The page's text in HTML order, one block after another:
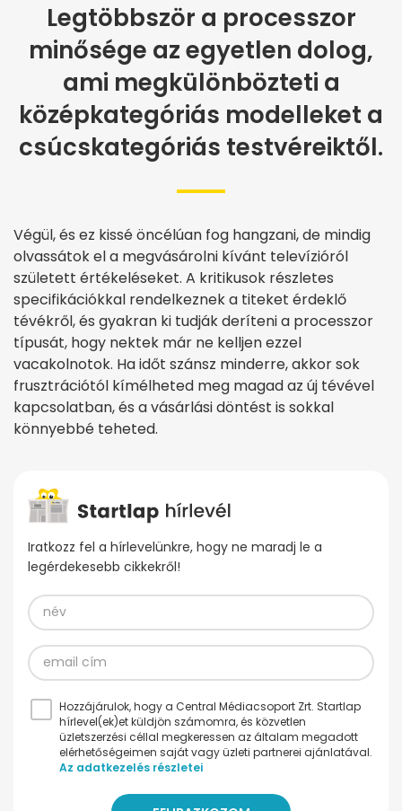
Legtöbbször a processzor
minősége az egyetlen dolog,
ami megkülönbözteti a
középkategóriás modelleket a
csúcskategóriás testvéreiktől.
Végül, és ez kissé öncélúan fog hangzani, de mindig
olvassátok el a megvásárolni kívánt televízióról
született értékeléseket. A kritikusok részletes
specifikációkkal rendelkeznek a titeket érdeklő
tévékről, és gyakran ki tudják deríteni a processzor
típusát, hogy nektek már ne kelljen ezzel
vacakolnotok. Ha időt szánsz minderre, akkor sok
frusztrációtól kímélheted meg magad az új tévével
kapcsolatban, és a vásárlási döntést is sokkal
könnyebbé teheted.
Iratkozz fel a hírlevelünkre, hogy ne maradj le a
legérdekesebb cikkekről!
Hozzájárulok, hogy a Central Médiacsoport Zrt. Startlap
hírlevel(ek)et küldjön számomra, és közvetlen
üzletszerzési céllal megkeressen az általam megadott
elérhetőségeimen saját vagy üzleti partnerei ajánlatával.
Az adatkezelés részletei